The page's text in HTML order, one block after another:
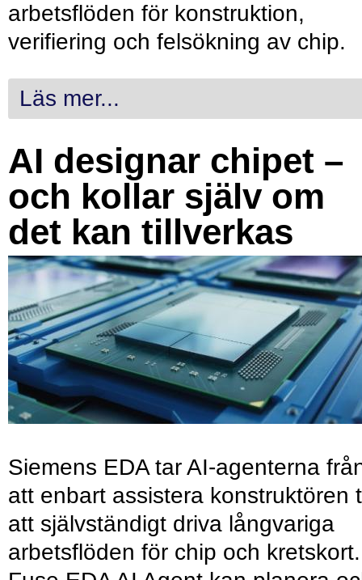
arbetsflöden för konstruktion,
verifiering och felsökning av chip.
Läs mer...
AI designar chipet –
och kollar själv om
det kan tillverkas
Siemens EDA tar AI-agenterna
att enbart assistera konstruktören
att självständigt driva långvariga
arbetsflöden för chip och kretskort.